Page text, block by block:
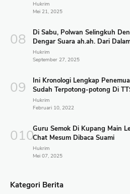
Hukrim
Mei 21, 2025
Di Sabu, Polwan Selingkuh
Dengar Suara ah.ah. Dari
Hukrim
September 27, 2025
Ini Kronologi Lengkap
Sudah Terpotong-potong Di
Hukrim
Februari 10, 2022
Guru Semok Di Kupang Main
Chat Mesum Dibaca Suami
Hukrim
Mei 07, 2025
Kategori Berita